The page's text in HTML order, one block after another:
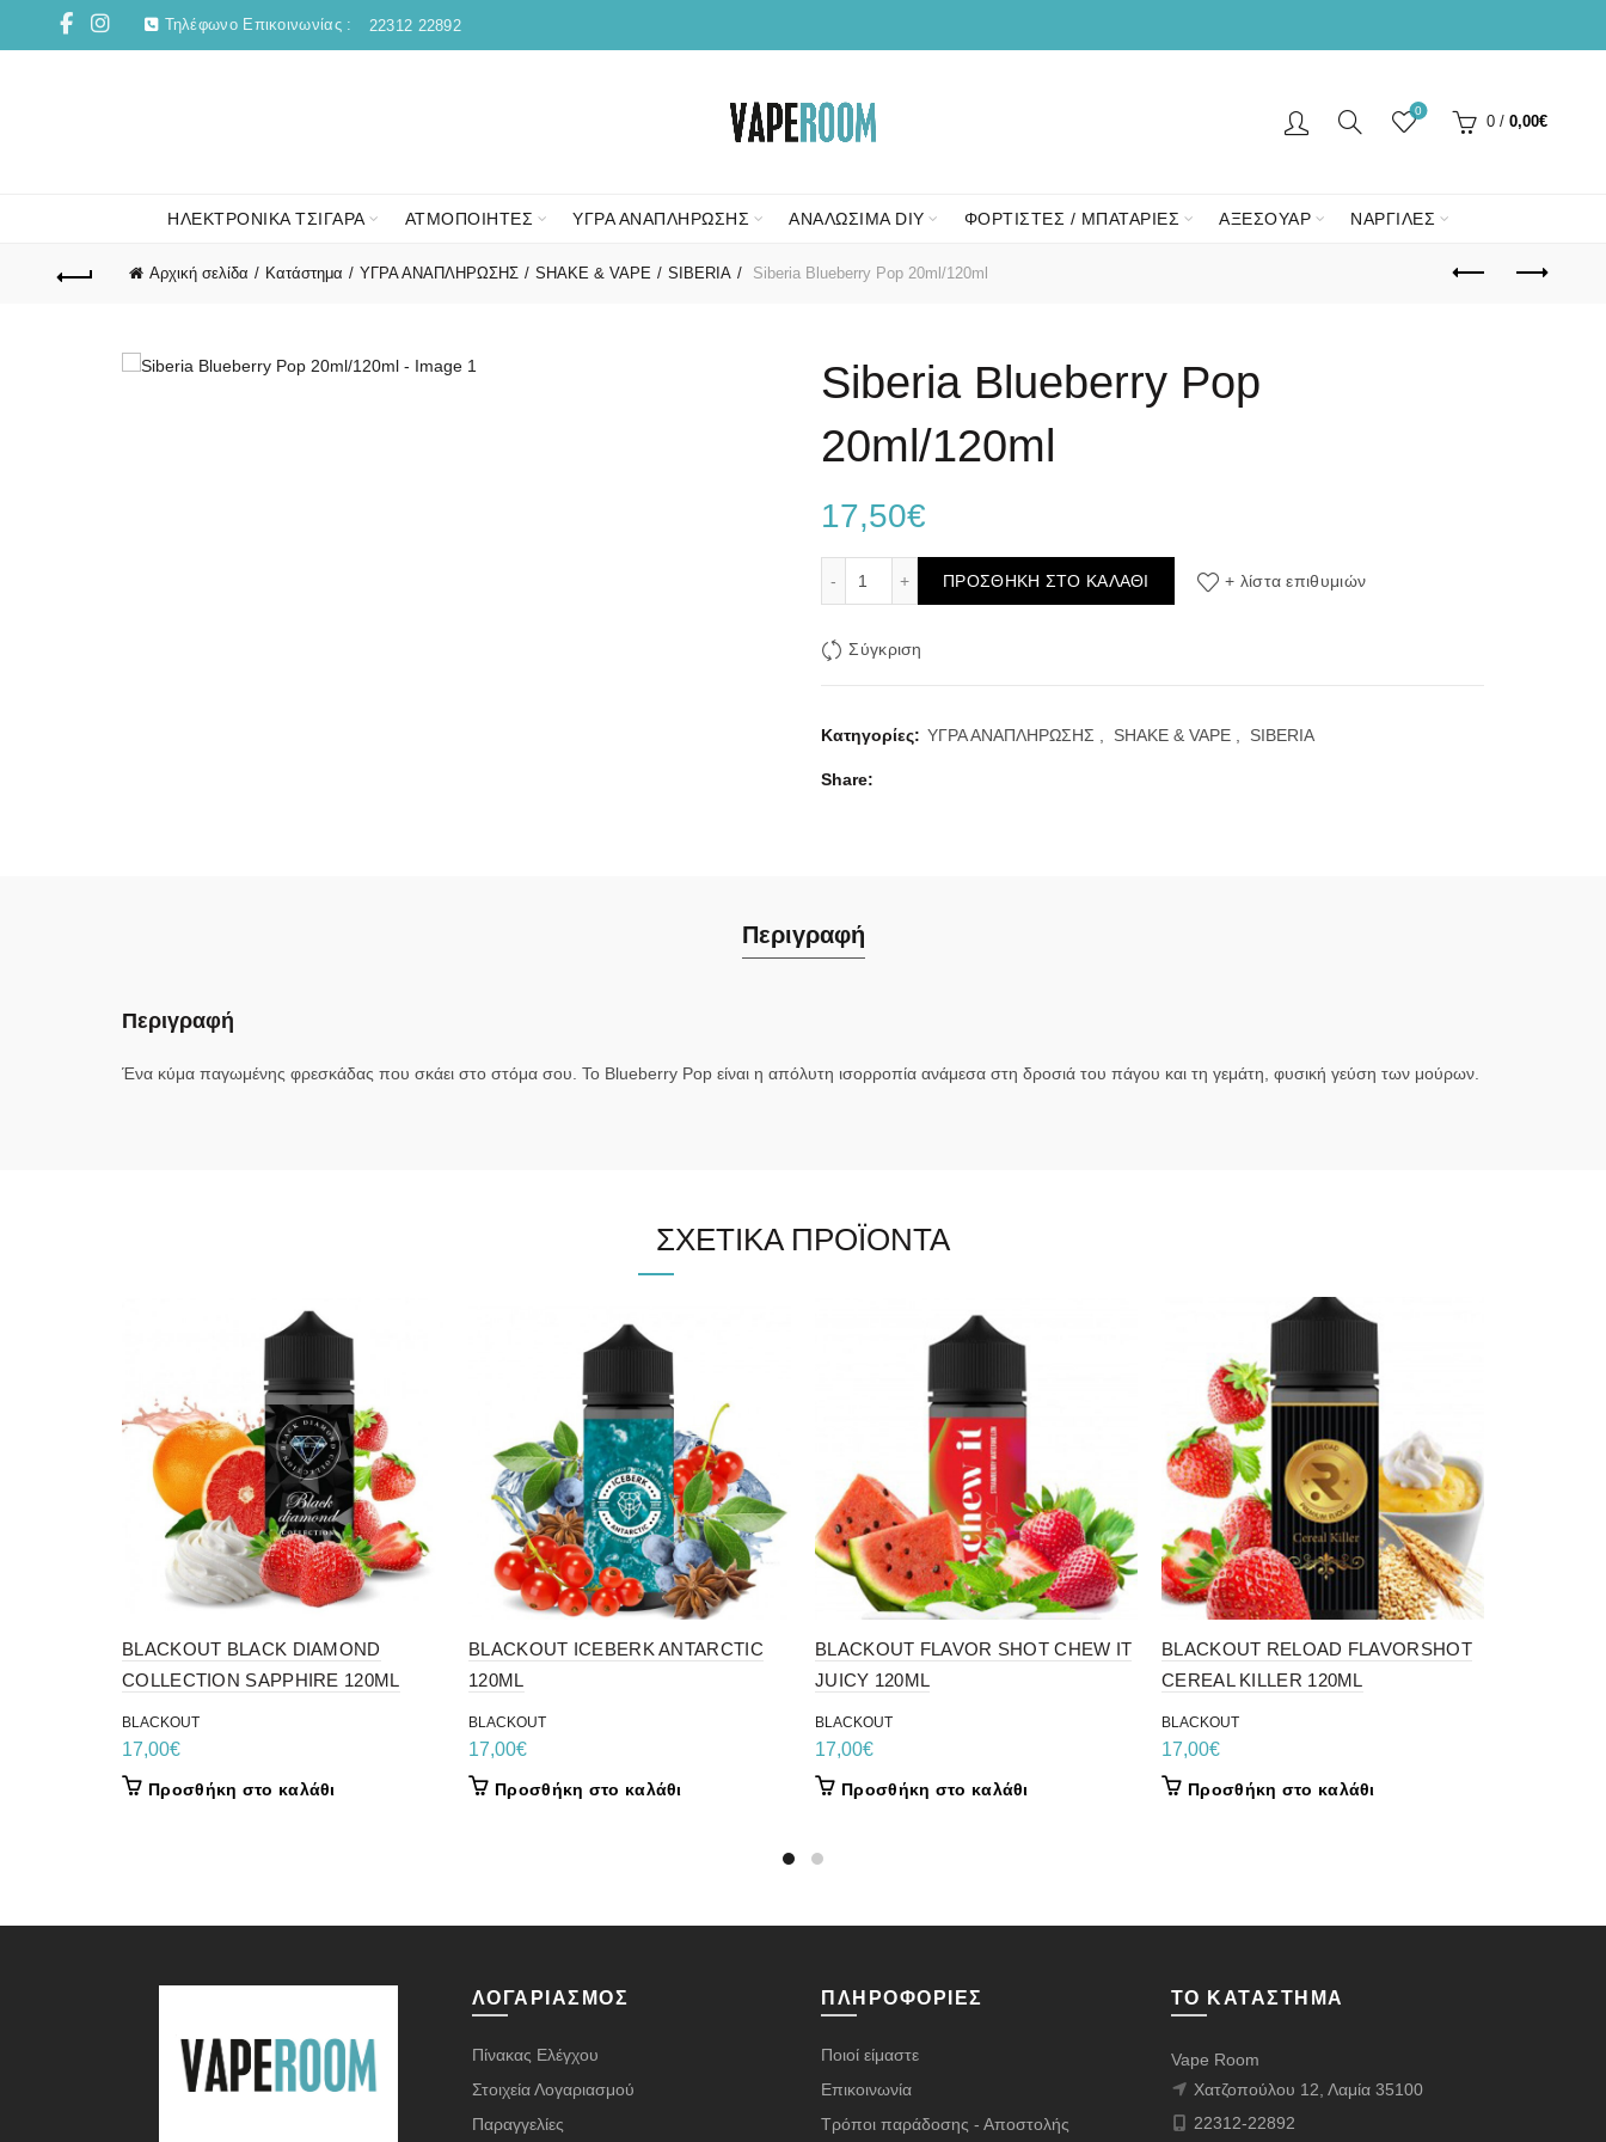
Τηλέφωνο Επικοινωνίας : 22312 22892
0
0 / 0,00€
ΗΛΕΚΤΡΟΝΙΚΑ ΤΣΙΓΑΡΑ ΑΤΜΟΠΟΙΗΤΕΣ ΥΓΡΑ ΑΝΑΠΛΗΡΩΣΗΣ ΑΝΑΛΩΣΙΜΑ DIY ΦΟΡΤΙΣΤΕΣ / ΜΠΑΤΑΡΙΕΣ ΑΞΕΣΟΥΑΡ ΝΑΡΓΙΛΕΣ
Αρχική σελίδα Κατάστημα ΥΓΡΑ ΑΝΑΠΛΗΡΩΣΗΣ SHAKE & VAPE SIBERIA Siberia Blueberry Pop 20ml/120ml
Siberia Blueberry Pop
20ml/120ml
17,50€
Siberia Blueberry Pop 20ml/120ml ποσότητα
ΠΡΟΣΘΉΚΗ ΣΤΟ ΚΑΛΆΘΙ + λίστα επιθυμιών
Σύγκριση
Κατηγορίες: ΥΓΡΑ ΑΝΑΠΛΗΡΩΣΗΣ SHAKE & VAPE SIBERIA
Share
Περιγραφή
Περιγραφή
Ένα κύμα παγωμένης φρεσκάδας που σκάει στο στόμα σου. Το Blueberry Pop είναι η απόλυτη ισορροπία ανάμεσα στη δροσιά του πάγου και τη γεμάτη, φυσική γεύση των μούρων.
ΣΧΕΤΙΚΆ ΠΡΟΪΌΝΤΑ
BLACKOUT BLACK DIAMOND
COLLECTION SAPPHIRE 120ML
BLACKOUT
17,00€
Προσθήκη στο καλάθι
BLACKOUT ICEBERK ANTARCTIC
120ML
BLACKOUT
17,00€
Προσθήκη στο καλάθι
BLACKOUT FLAVOR SHOT CHEW IT
JUICY 120ML
BLACKOUT
17,00€
Προσθήκη στο καλάθι
BLACKOUT RELOAD FLAVORSHOT
CEREAL KILLER 120ML
BLACKOUT
17,00€
Προσθήκη στο καλάθι
ΛΟΓΑΡΙΑΣΜΌΣ
Πίνακας Ελέγχου
Στοιχεία Λογαριασμού
Παραγγελίες
ΠΛΗΡΟΦΟΡΊΕΣ
Ποιοί είμαστε
Επικοινωνία
Τρόποι παράδοσης - Αποστολής
ΤΟ ΚΑΤΆΣΤΗΜΑ
Vape Room
Χατζοπούλου 12, Λαμία 35100
22312-22892